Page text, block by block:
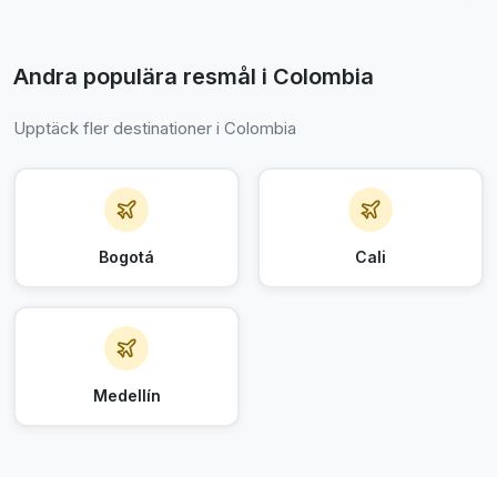
Andra populära resmål i Colombia
Upptäck fler destinationer i Colombia
Bogotá Cali
Medellín